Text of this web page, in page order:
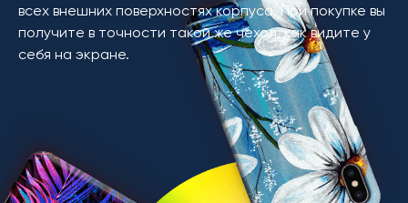
всех внешних поверхностях корпуса. При покупке вы
получите в точности такой же чехол, как видите у
себя на экране.